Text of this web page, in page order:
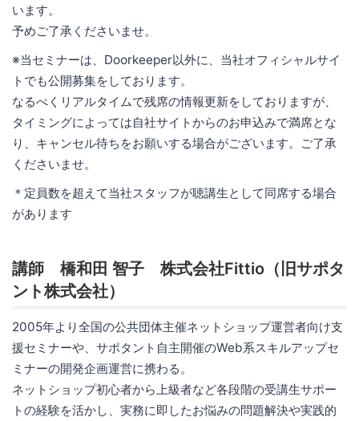
います。
予めご了承くださいませ。
※当セミナーは、Doorkeeper以外に、当社オフィシャルサイ
トでも公開募集をしております。
なるべくリアルタイムで残席の情報更新をしておりますが、
タイミングによっては自社サイトからのお申込みで満席とな
り、キャンセル待ちをお願いする場合がございます。ご了承
くださいませ。
＊定員数を超えて当社スタッフが聴講生として同席する場合
があります
講師 橋和田 智子 株式会社Fittio（旧サポタ
ント株式会社）
2005年より全国の公共団体主催ネットショップ運営者向け支
援セミナーや、サポタント自主開催のWeb系スキルアップセ
ミナーの開発企画運営に携わる。
ネットショップ初心者から上級者など各段階の受講生サポー
トの経験を活かし、実務に即したお悩みの問題解決や実践的